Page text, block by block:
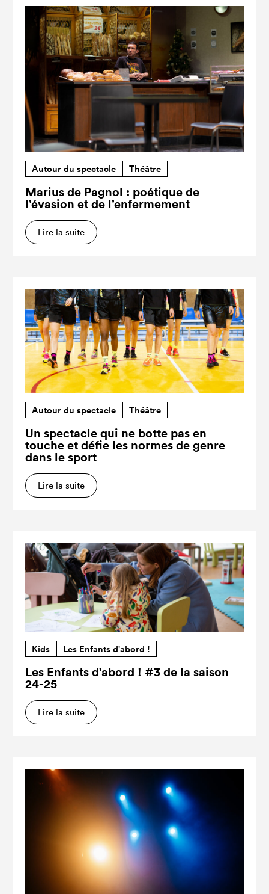
Autour du spectacle Théâtre
Marius de Pagnol : poétique de
l’évasion et de l’enfermement
Lire la suite
Autour du spectacle Théâtre
Un spectacle qui ne botte pas en
touche et défie les normes de genre
dans le sport
Lire la suite
Kids Les Enfants d'abord !
Les Enfants d’abord ! #3 de la saison
24-25
Lire la suite